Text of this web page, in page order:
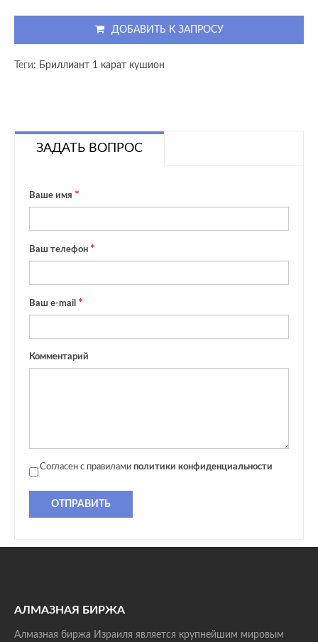
ДОБАВИТЬ К ЗАПРОСУ
Теги: Бриллиант 1 карат кушион
ЗАДАТЬ ВОПРОС
Ваше имя
Ваш телефон
Ваш e-mail
Комментарий
Согласен с правилами политики конфиденциальности
ОТПРАВИТЬ
АЛМАЗНАЯ БИРЖА
Алмазная биржа Израиля является крупнейшим мировым